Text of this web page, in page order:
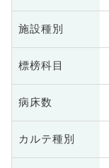
施設種別
標榜科目
病床数
カルテ種別